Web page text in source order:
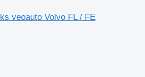
veoauto Volvo FL / FE